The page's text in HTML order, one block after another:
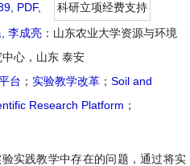
PDF,
科研立项经费支持
李成亮 ：山东农业大学资源与环境
心，山东 泰安
台 ； 实验教学改革 ； Soil and
Research Platform ；
实践教学中存在的问题，通过将实